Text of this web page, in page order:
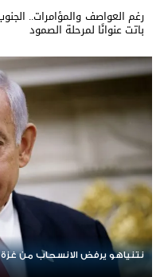
رغم العواصف والمؤامرات..
باتت عنوانًا لمرحلة الصمود
ردا على «خروقات» حزب الله..